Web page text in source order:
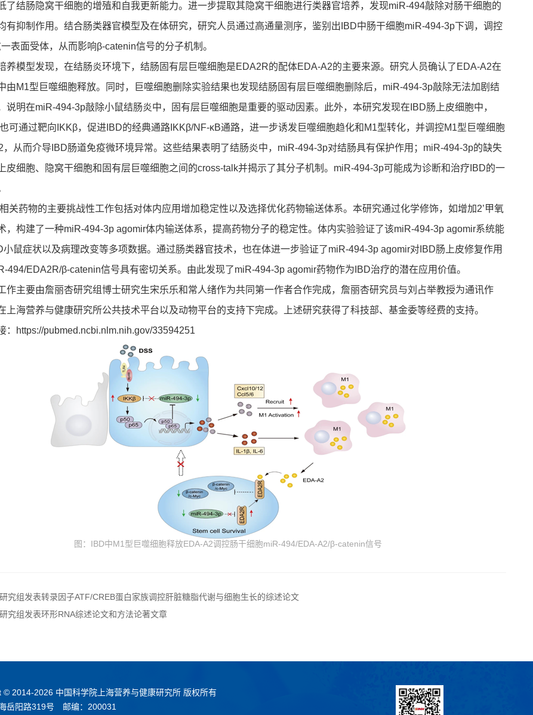
了结肠隐窝干细胞的增殖和自我更新能力。进一步提取其隐窝干细胞进行类器官培养，发现miR-494敲除对肠干细胞的
有抑制作用。结合肠类器官模型及在体研究，研究人员通过高通量测序，鉴别出IBD中肠干细胞miR-494-3p下调，调控
表面受体，从而影响β-catenin信号的分子机制。
模型发现，在结肠炎环境下，结肠固有层巨噬细胞是EDA2R的配体EDA-A2的主要来源。研究人员确认了EDA-A2在
由M1型巨噬细胞释放。同时，巨噬细胞删除实验结果也发现结肠固有层巨噬细胞删除后，miR-494-3p敲除无法加剧结
说明在miR-494-3p敲除小鼠结肠炎中，固有层巨噬细胞是重要的驱动因素。此外，本研究发现在IBD肠上皮细胞中，
可通过靶向IKKβ，促进IBD的经典通路IKKβ/NF-κB通路，进一步诱发巨噬细胞趋化和M1型转化，并调控M1型巨噬细胞
，从而介导IBD肠道免疫微环境异常。这些结果表明了结肠炎中，miR-494-3p对结肠具有保护作用；miR-494-3p的缺失
皮细胞、隐窝干细胞和固有层巨噬细胞之间的cross-talk并揭示了其分子机制。miR-494-3p可能成为诊断和治疗IBD的一
药物的主要挑战性工作包括对体内应用增加稳定性以及选择优化药物输送体系。本研究通过化学修饰，如增加2’甲氧
，构建了一种miR-494-3p agomir体内输送体系，提高药物分子的稳定性。体内实验验证了该miR-494-3p agomir系统能
小鼠症状以及病理改变等多项数据。通过肠类器官技术，也在体进一步验证了miR-494-3p agomir对IBD肠上皮修复作用
494/EDA2R/β-catenin信号具有密切关系。由此发现了miR-494-3p agomir药物作为IBD治疗的潜在应用价值。
主要由詹丽杏研究组博士研究生宋乐乐和常人绪作为共同第一作者合作完成，詹丽杏研究员与刘占举教授为通讯作
上海营养与健康研究所公共技术平台以及动物平台的支持下完成。上述研究获得了科技部、基金委等经费的支持。
https://pubmed.ncbi.nlm.nih.gov/33594251
图：IBD中M1型巨噬细胞释放EDA-A2调控肠干细胞miR-494/EDA-A2/β-catenin信号
研究组发表转录因子ATF/CREB蛋白家族调控肝脏糖脂代谢与细胞生长的综述论文
究组发表环形RNA综述论文和方法论著文章
© 2014-2026 中国科学院上海营养与健康研究所 版权所有
岳阳路319号 邮编：200031